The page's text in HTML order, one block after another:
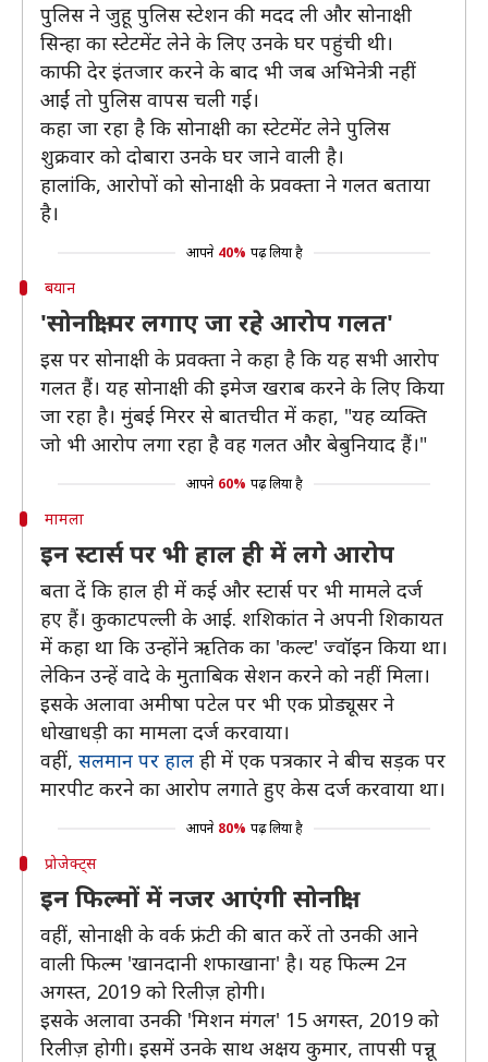
पुलिस ने जुहू पुलिस स्टेशन की मदद ली और सोनाक्षी
सिन्हा का स्टेटमेंट लेने के लिए उनके घर पहुंची थी।
काफी देर इंतजार करने के बाद भी जब अभिनेत्री नहीं
आईं तो पुलिस वापस चली गई।
कहा जा रहा है कि सोनाक्षी का स्टेटमेंट लेने पुलिस
शुक्रवार को दोबारा उनके घर जाने वाली है।
हालांकि, आरोपों को सोनाक्षी के प्रवक्ता ने गलत बताया
है।
आपने 40% पढ़ लिया है
बयान
'सोनाक्षी पर लगाए जा रहे आरोप गलत'
इस पर सोनाक्षी के प्रवक्ता ने कहा है कि यह सभी आरोप
गलत हैं। यह सोनाक्षी की इमेज खराब करने के लिए किया
जा रहा है। मुंबई मिरर से बातचीत में कहा, "यह व्यक्ति
जो भी आरोप लगा रहा है वह गलत और बेबुनियाद हैं।"
आपने 60% पढ़ लिया है
मामला
इन स्टार्स पर भी हाल ही में लगे आरोप
बता दें कि हाल ही में कई और स्टार्स पर भी मामले दर्ज
हए हैं। कुकाटपल्ली के आई. शशिकांत ने अपनी शिकायत
में कहा था कि उन्होंने ऋतिक का 'कल्ट' ज्वॉइन किया था।
लेकिन उन्हें वादे के मुताबिक सेशन करने को नहीं मिला।
इसके अलावा अमीषा पटेल पर भी एक प्रोड्यूसर ने
धोखाधड़ी का मामला दर्ज करवाया।
वहीं, सलमान पर हाल ही में एक पत्रकार ने बीच सड़क पर
मारपीट करने का आरोप लगाते हुए केस दर्ज करवाया था।
आपने 80% पढ़ लिया है
प्रोजेक्ट्स
इन फिल्मों में नजर आएंगी सोनाक्षी
वहीं, सोनाक्षी के वर्क फ्रंटी की बात करें तो उनकी आने
वाली फिल्म 'खानदानी शफाखाना' है। यह फिल्म 2न
अगस्त, 2019 को रिलीज़ होगी।
इसके अलावा उनकी 'मिशन मंगल' 15 अगस्त, 2019 को
रिलीज़ होगी। इसमें उनके साथ अक्षय कुमार, तापसी पन्नू